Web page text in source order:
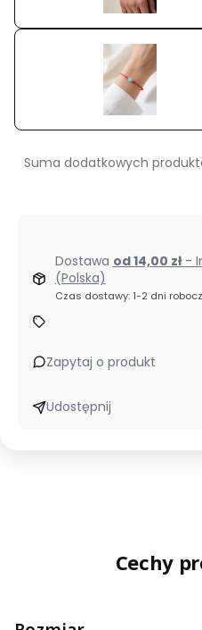
Suma dodatkowych
Dostawa od 14,00 zł -
(Polska)
Czas dostawy: 1-2 dni
Zapytaj o produkt
Udostępnij
Cechy